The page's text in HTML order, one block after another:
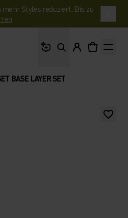
Styles reduziert. Bis zu
BASE LAYER SET